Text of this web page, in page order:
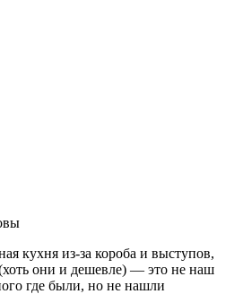
кухня из-за короба и выступов,
они и дешевле) — это не наш
где были, но не нашли